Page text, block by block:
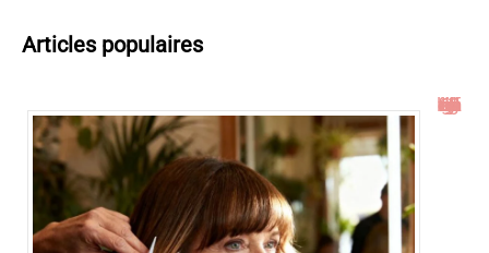
Articles populaires
Idées de coupe cheveux mi long dégradé effilé avec frange à 60 ans